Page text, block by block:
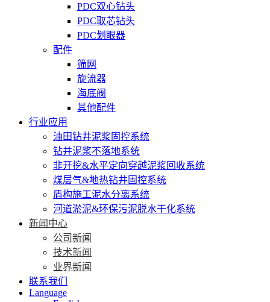
PDC双心钻头
PDC取芯钻头
PDC划眼器
配件
筛网
旋流器
海底阀
其他配件
行业应用
油田钻井泥浆固控系统
钻井泥浆不落地系统
非开挖&水平定向穿越泥浆回收系统
煤层气&地热钻井固控系统
盾构施工泥水分离系统
河道淤泥&环保污泥脱水干化系统
新闻中心
公司新闻
技术新闻
业界新闻
联系我们
Language